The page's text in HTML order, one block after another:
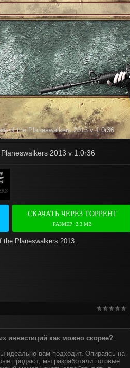
of the Planeswalkers 2013 v 1.0r36
2013 v 1.0r36
СКАЧАТЬ ЧЕРЕЗ ТОРРЕНТ
РАЗМЕР: 2.3 MB
the Planeswalkers 2013.
инвестиций как можно скорее?
идеально вам подходит. Опираясь на
продают, мы разработали готовые